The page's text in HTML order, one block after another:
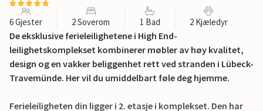
6 Gjester 2 Soverom 1 Bad 2 Kjæledyr
De eksklusive ferieleilighetene i High End-
leilighetskomplekset kombinerer møbler av høy kvalitet,
design og en vakker beliggenhet rett ved stranden i Lübeck-
Travemünde. Her vil du umiddelbart føle deg hjemme.
Ferieleiligheten din ligger i 2. etasje i komplekset. Den har